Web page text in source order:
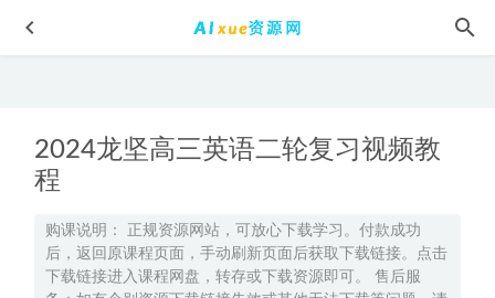
2024龙坚高三英语二轮复习视频教
程
购课说明： 正规资源网站，可放心下载学习。付款成功
后，返回原课程页面，手动刷新页面后获取下载链接。点击
下载链接进入课程网盘，转存或下载资源即可。 售后服
高中数学网课资源分享2022年王梦抒高中数学全年联报班
2022-10-28